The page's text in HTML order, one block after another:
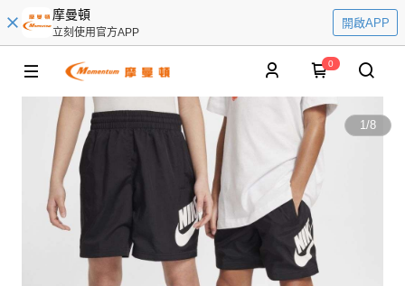
摩曼頓
立刻使用官方APP
開啟APP
0
1/8